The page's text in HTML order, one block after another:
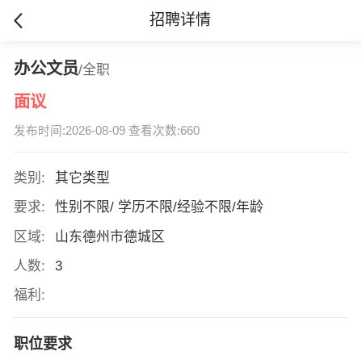
招聘详情
办公文员/全职
面议
发布时间:2026-08-09 查看次数:660
类别:
其它类型
要求:
性别不限/ 学历不限/经验不限/年龄
区域:
山东德州市德城区
人数:
3
福利:
职位要求